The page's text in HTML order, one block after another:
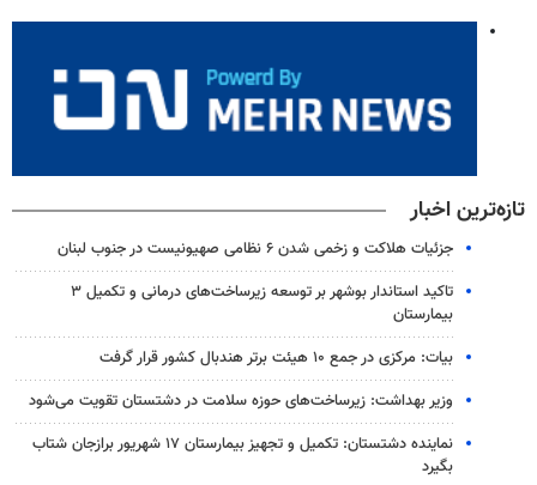
تازه‌ترین اخبار
جزئیات هلاکت و زخمی شدن ۶ نظامی صهیونیست در جنوب لبنان
تاکید استاندار بوشهر بر توسعه زیرساخت‌های درمانی و تکمیل ۳
بیمارستان
بیات: مرکزی در جمع ۱۰ هیئت برتر هندبال کشور قرار گرفت
وزیر بهداشت: زیرساخت‌های حوزه سلامت در دشتستان تقویت می‌شود
نماینده دشتستان: تکمیل و تجهیز بیمارستان ۱۷ شهریور برازجان شتاب
بگیرد